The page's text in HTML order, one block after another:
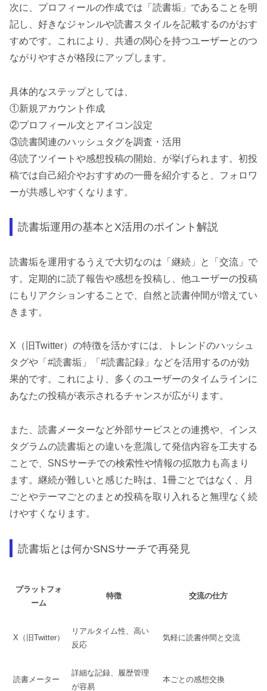
次に、プロフィールの作成では「読書垢」であることを明
記し、好きなジャンルや読書スタイルを記載するのがおす
すめです。これにより、共通の関心を持つユーザーとのつ
ながりやすさが格段にアップします。
具体的なステップとしては、
①新規アカウント作成
②プロフィール文とアイコン設定
③読書関連のハッシュタグを調査・活用
④読了ツイートや感想投稿の開始、が挙げられます。初投
稿では自己紹介やおすすめの一冊を紹介すると、フォロワ
ーが共感しやすくなります。
読書垢運用の基本とX活用のポイント解説
読書垢を運用するうえで大切なのは「継続」と「交流」で
す。定期的に読了報告や感想を投稿し、他ユーザーの投稿
にもリアクションすることで、自然と読書仲間が増えてい
きます。
X（旧Twitter）の特徴を活かすには、トレンドのハッシュ
タグや「#読書垢」「#読書記録」などを活用するのが効
果的です。これにより、多くのユーザーのタイムラインに
あなたの投稿が表示されるチャンスが広がります。
また、読書メーターなど外部サービスとの連携や、インス
タグラムの読書垢との違いを意識して発信内容を工夫する
ことで、SNSサーチでの検索性や情報の拡散力も高まり
ます。継続が難しいと感じた時は、1冊ごとではなく、月
ごとやテーマごとのまとめ投稿を取り入れると無理なく続
けやすくなります。
読書垢とは何かSNSサーチで再発見
プラットフォ
ーム
特徴 交流の仕方
X（旧Twitter）
リアルタイム性、高い
反応
気軽に読書仲間と交流
読書メーター
詳細な記録、履歴管理
が容易
本ごとの感想交換